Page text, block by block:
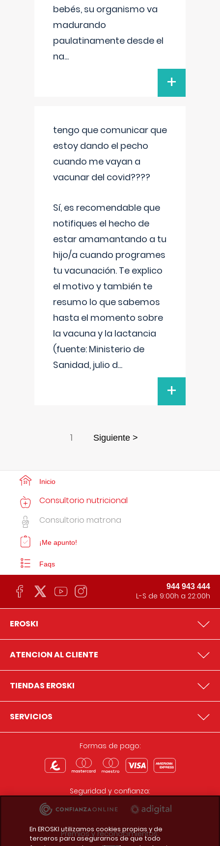
bebés, su organismo va
madurando
paulatinamente desde el
na...
+
tengo que comunicar que
estoy dando el pecho
cuando me vayan a
vacunar del covid????
Sí, es recomendable que
notifiques el hecho de
estar amamantando a tu
hijo/a cuando programes
tu vacunación. Te explico
el motivo y también te
resumo lo que sabemos
hasta el momento sobre
la vacuna y la lactancia
(fuente: Ministerio de
Sanidad, julio d...
+
1 Siguiente >
Inicio
Consultorio nutricional
Consultorio matrona
¡Me apunto!
Faqs
944 943 444
L-S de 9:00h a 22:00h
EROSKI
ATENCION AL CLIENTE
TIENDAS EROSKI
SERVICIOS
Formas de pago:
Seguridad y confianza:
Premios y reconocimientos:
En EROSKI utilizamos cookies propias y de
terceros para asegurarnos de que todo